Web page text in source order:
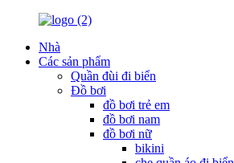
Nhà
Các sản phẩm
Quần đùi đi biển
Đồ bơi
đồ bơi trẻ em
đồ bơi nam
đồ bơi nữ
bikini